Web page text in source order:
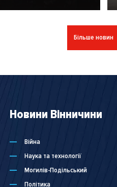
Більше новин
Новини Вінничини
Війна
Наука та технології
Могилів-Подільський
Політика